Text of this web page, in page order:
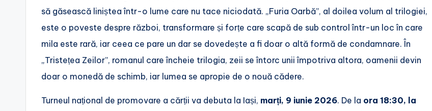
să găsească liniștea într-o lume care nu tace niciodată. „Furia Oarbă”, al doilea volum al trilogiei,
este o poveste despre război, transformare și forțe care scapă de sub control într-un loc în care
mila este rară, iar ceea ce pare un dar se dovedește a fi doar o altă formă de condamnare. În
„Tristețea Zeilor”, romanul care încheie trilogia, zeii se întorc unii împotriva altora, oamenii devin
doar o monedă de schimb, iar lumea se apropie de o nouă cădere.
Turneul național de promovare a cărții va debuta la Iași, marți, 9 iunie 2026. De la ora 18:30, la